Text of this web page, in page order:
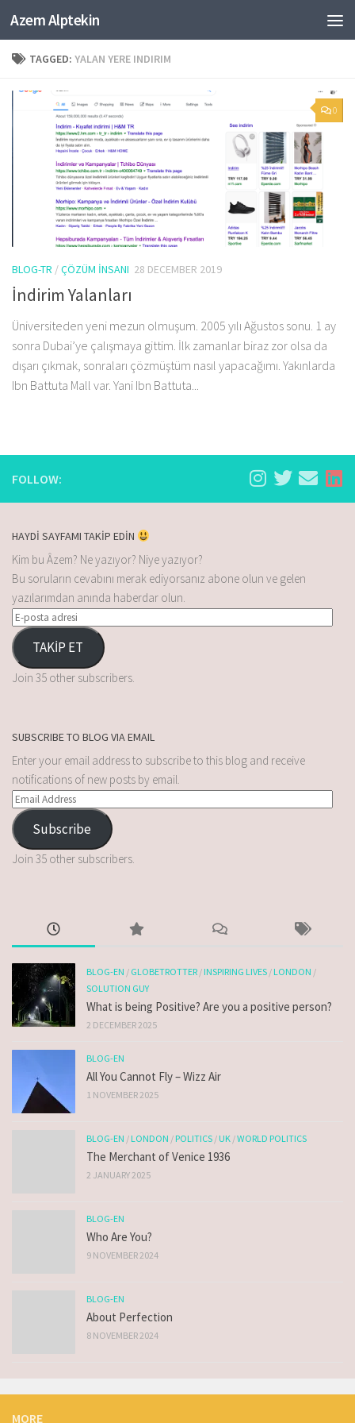
Skip to content
Azem Alptekin
TAGGED: YALAN YERE INDIRIM
0
BLOG-TR /ÇÖZÜM İNSANI 28 DECEMBER 2019
İndirim Yalanları
Üniversiteden yeni mezun olmuşum. 2005 yılı Ağustos sonu. 1 ay
sonra Dubai’ye çalışmaya gittim. İlk zamanlar biraz zor olsa da
dışarı çıkmak, sonraları çözmüştüm nasıl yapacağımı. Yakınlarda
Ibn Battuta Mall var. Yani Ibn Battuta...
FOLLOW:
HAYDİ SAYFAMI TAKİP EDİN
Kim bu Âzem? Ne yazıyor? Niye yazıyor?
Bu soruların cevabını merak ediyorsanız abone olun ve gelen
yazılarımdan anında haberdar olun.
TAKİP ET
Join 35 other subscribers.
SUBSCRIBE TO BLOG VIA EMAIL
Enter your email address to subscribe to this blog and receive
notifications of new posts by email.
Subscribe
Join 35 other subscribers.
BLOG-EN / GLOBETROTTER /INSPIRING LIVES /LONDON /
SOLUTION GUY
What is being Positive? Are you a positive person?
2 DECEMBER 2025
BLOG-EN
All You Cannot Fly – Wizz Air
1 NOVEMBER 2025
BLOG-EN /LONDON /POLITICS /UK /WORLD POLITICS
The Merchant of Venice 1936
2 JANUARY 2025
BLOG-EN
Who Are You?
9 NOVEMBER 2024
BLOG-EN
About Perfection
8 NOVEMBER 2024
MORE